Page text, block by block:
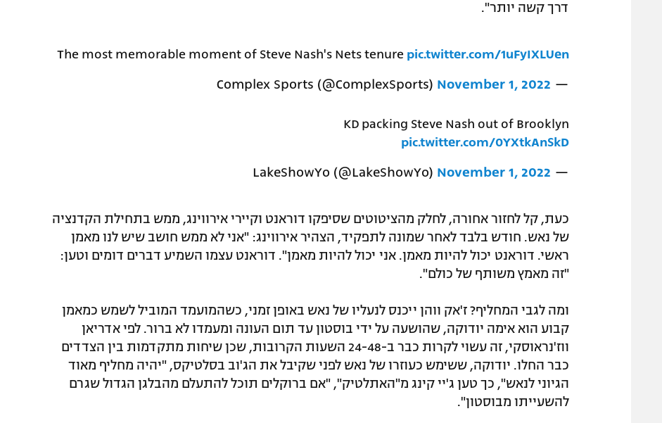
דרך קשה יותר".
The most memorable moment of Steve Nash's Nets tenure pic.twitter.com/1uFyIXLUen
— Complex Sports (@ComplexSports)
November 1, 2022
KD packing Steve Nash out of Brooklyn
pic.twitter.com/0YXtkAnSkD
— LakeShowYo (@LakeShowYo)
November 1, 2022
כעת, קל לחזור אחורה, לחלק מהציטוטים שסיפקו דוראנט וקיירי אירווינג, ממש בתחילת הקדנציה
של נאש. חודש בלבד לאחר שמונה לתפקיד, הצהיר אירווינג: "אני לא ממש חושב שיש לנו מאמן
ראשי. דוראנט יכול להיות מאמן. אני יכול להיות מאמן". דוראנט עצמו השמיע דברים דומים וטען:
"זה מאמץ משותף של כולם".
ומה לגבי המחליף? ז'אק ווהן ייכנס לנעליו של נאש באופן זמני, כשהמועמד המוביל לשמש כמאמן
קבוע הוא אימה יודוקה, שהושעה על ידי בוסטון עד תום העונה ומעמדו לא ברור. לפי אדריאן
ווז'נראוסקי, זה עשוי לקרות כבר ב-24-48 השעות הקרובות, שכן שיחות מתקדמות בין הצדדים
כבר החלו. יודוקה, ששימש כעוזרו של נאש לפני שקיבל את הג'וב בסלטיקס, "יהיה מחליף מאוד
הגיוני לנאש", כך טען ג'יי קינג מ"האתלטיק", "אם ברוקלים תוכל להתעלם מהבלגן הגדול שגרם
להשעייתו מבוסטון".